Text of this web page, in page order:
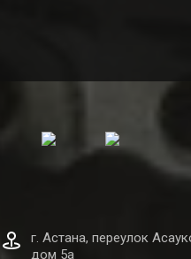
г. Астана, переулок
дом 5а